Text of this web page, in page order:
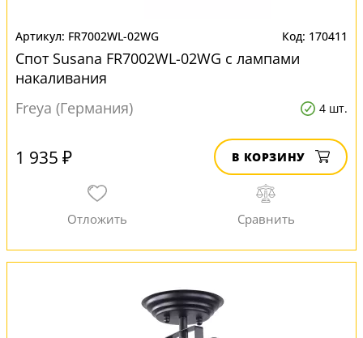
FR7002WL-02WG 170411
Спот Susana FR7002WL-02WG с лампами
накаливания
Freya (Германия)
4 шт.
1 935 ₽ В КОРЗИНУ